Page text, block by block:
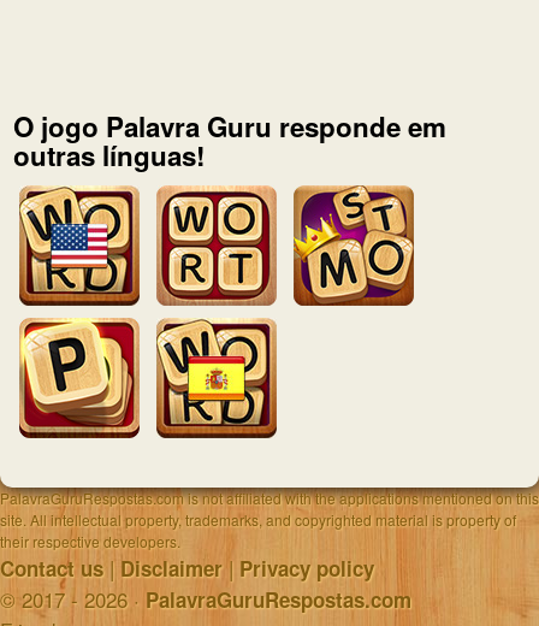
O jogo Palavra Guru responde em
outras línguas!
PalavraGuruRespostas.com is not affiliated with the applications mentioned on this
site. All intellectual property, trademarks, and copyrighted material is property of
their respective developers.
Contact us| Disclaimer| Privacy policy
© 2017 - 2026 · PalavraGuruRespostas.com